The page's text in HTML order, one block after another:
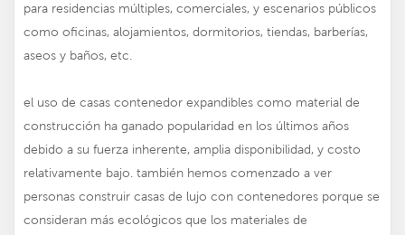
para residencias múltiples, comerciales, y escenarios públicos
como oficinas, alojamientos, dormitorios, tiendas, barberías,
aseos y baños, etc.
el uso de casas contenedor expandibles como material de
construcción ha ganado popularidad en los últimos años
debido a su fuerza inherente, amplia disponibilidad, y costo
relativamente bajo. también hemos comenzado a ver
personas construir casas de lujo con contenedores porque se
consideran más ecológicos que los materiales de